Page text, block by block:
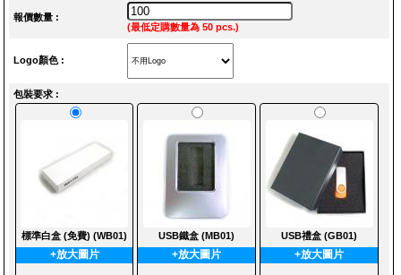
報價數量 :
(最低定購數量為 50 pcs.)
Logo顏色 :
包裝要求 :
標準白盒 (免費) (WB01)
+放大圖片
USB鐵盒 (MB01)
+放大圖片
USB禮盒 (GB01)
+放大圖片